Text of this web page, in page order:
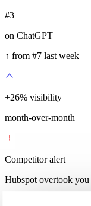
#3
on ChatGPT
↑ from #7 last week
+35% visibility
month-over-month
Competitor alert
Hubspot overtook you